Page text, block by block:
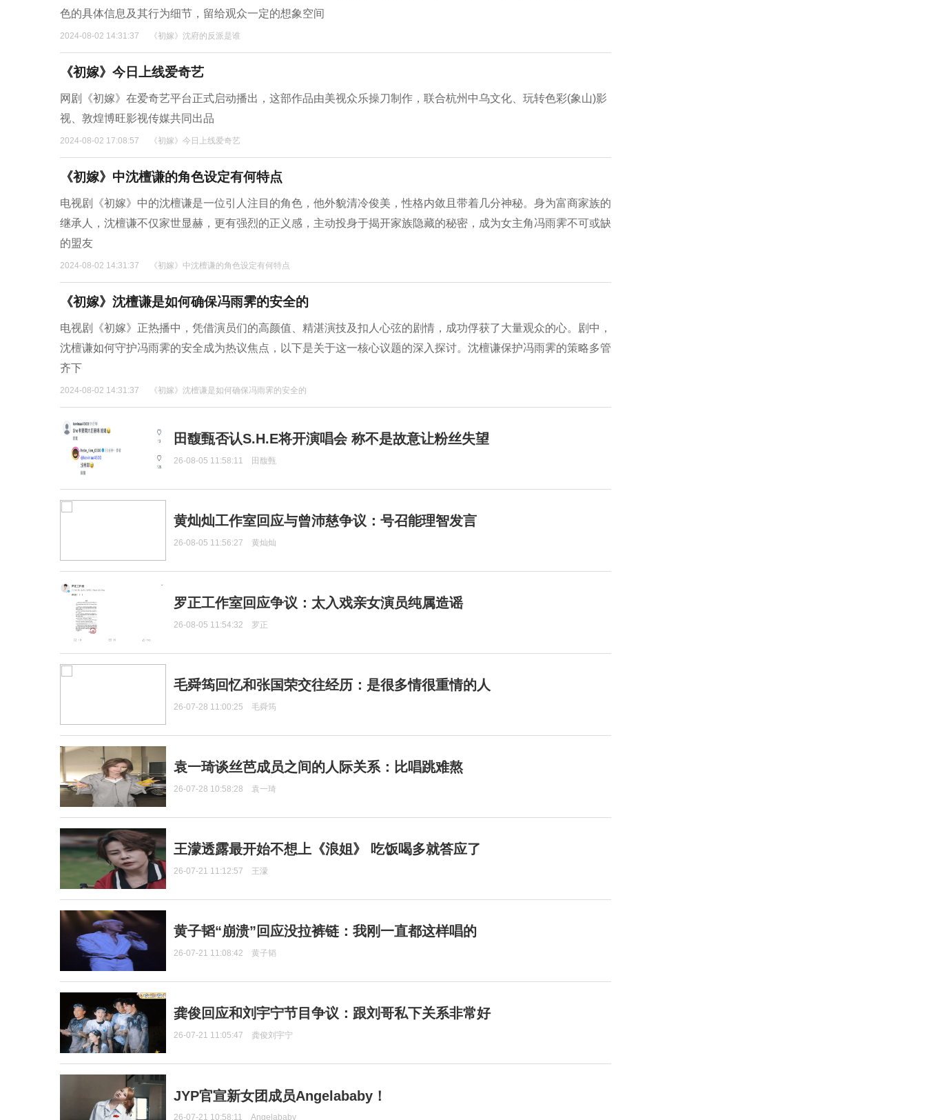
色的具体信息及其行为细节，留给观众一定的想象空间
2024-08-02 14:31:37 《初嫁》沈府的反派是谁
《初嫁》今日上线爱奇艺
网剧《初嫁》在爱奇艺平台正式启动播出，这部作品由美视众乐操刀制作，联合杭州中乌文化、玩转色彩(象山)影
视、敦煌博旺影视传媒共同出品
2024-08-02 17:08:57 《初嫁》今日上线爱奇艺
《初嫁》中沈檀谦的角色设定有何特点
电视剧《初嫁》中的沈檀谦是一位引人注目的角色，他外貌清冷俊美，性格内敛且带着几分神秘。身为富商家族的
继承人，沈檀谦不仅家世显赫，更有强烈的正义感，主动投身于揭开家族隐藏的秘密，成为女主角冯雨霁不可或缺
的盟友
2024-08-02 14:31:37 《初嫁》中沈檀谦的角色设定有何特点
《初嫁》沈檀谦是如何确保冯雨霁的安全的
电视剧《初嫁》正热播中，凭借演员们的高颜值、精湛演技及扣人心弦的剧情，成功俘获了大量观众的心。剧中，
沈檀谦如何守护冯雨霁的安全成为热议焦点，以下是关于这一核心议题的深入探讨。沈檀谦保护冯雨霁的策略多管
齐下
2024-08-02 14:31:37 《初嫁》沈檀谦是如何确保冯雨霁的安全的
田馥甄否认S.H.E将开演唱会 称不是故意让粉丝失望
26-08-05 11:58:11 田馥甄
黄灿灿工作室回应与曾沛慈争议：号召能理智发言
26-08-05 11:56:27 黄灿灿
罗正工作室回应争议：太入戏亲女演员纯属造谣
26-08-05 11:54:32 罗正
毛舜筠回忆和张国荣交往经历：是很多情很重情的人
26-07-28 11:00:25 毛舜筠
袁一琦谈丝芭成员之间的人际关系：比唱跳难熬
26-07-28 10:58:28 袁一琦
王濛透露最开始不想上《浪姐》 吃饭喝多就答应了
26-07-21 11:12:57 王濛
黄子韬“崩溃”回应没拉裤链：我刚一直都这样唱的
26-07-21 11:08:42 黄子韬
龚俊回应和刘宇宁节目争议：跟刘哥私下关系非常好
26-07-21 11:05:47 龚俊刘宇宁
JYP官宣新女团成员Angelababy！
26-07-21 10:58:11 Angelababy